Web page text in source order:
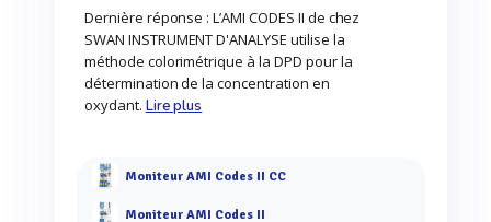
Dernière réponse : L’AMI CODES II de chez
SWAN INSTRUMENT D'ANALYSE utilise la
méthode colorimétrique à la DPD pour la
détermination de la concentration en
oxydant. Lire plus
Moniteur AMI Codes II CC
Moniteur AMI Codes II